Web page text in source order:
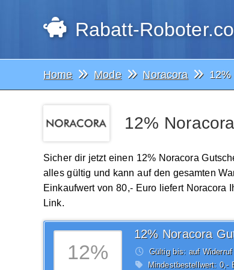
Rabatt-
Home Mode Noracora
12%
Sicher dir jetzt einen 12% Noracora
alles gültig und kann auf den gesamten
Einkaufwert von 80,- Euro liefert Noracora
Link.
12%
12% Noracora
Gültig bis: auf Widerruf
Mindestbestellwert: 0,-